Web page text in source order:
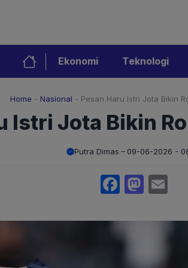
Ekonomi Teknologi
Home - Nasional - Pesan Haru Istri Jota Bikin
Istri Jota Bikin
Putra Dimas 09-06-2026 -